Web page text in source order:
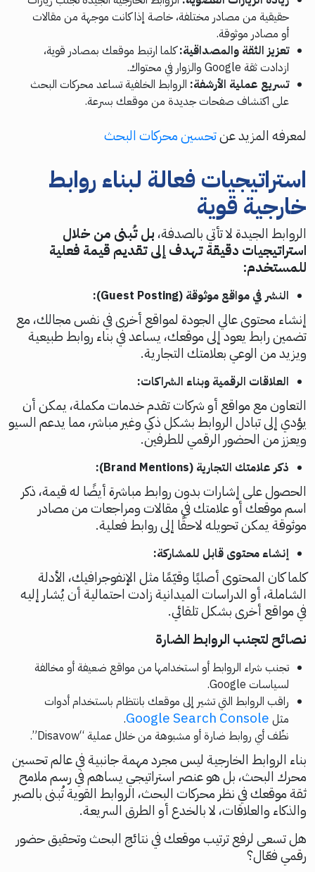
حقيقية من مصادر مختلفة، خاصة إذا كانت موجهة من مقالات
أو مصادر موثوقة.
تعزيز الثقة والمصداقية:كلما ارتبط موقعك بمصادر قوية،
ازدادت ثقة Google والزوار في محتواك.
تسريع عملية الأرشفة: الروابط الخلفية تساعد محركات البحث
على اكتشاف صفحات جديدة من موقعك بسرعة.
لمعرفه المزيد عنتحسين محركات البحث
استراتيجيات فعالة لبناء روابط
خارجية قوية
الروابط الجيدة لا تأتي بالصدفة، بل تُبنى من خلال
استراتيجيات دقيقة تهدف إلى تقديم قيمة فعلية
للمستخدم:
النشر في مواقع موثوقة (Guest Posting):
إنشاء محتوى عالي الجودة لمواقع أخرى في نفس مجالك، مع
تضمين رابط يعود إلى موقعك، يساعد في بناء روابط طبيعية
ويزيد من الوعي بعلامتك التجارية.
العلاقات الرقمية وبناء الشراكات:
التعاون مع مواقع أو شركات تقدم خدمات مكملة، يمكن أن
يؤدي إلى تبادل الروابط بشكل ذكي وغير مباشر، مما يدعم السيو
ويعزز من الحضور الرقمي للطرفين.
ذكر علامتك التجارية (Brand Mentions):
الحصول على إشارات بدون روابط مباشرة أيضًا له قيمة، ذكر
اسم موقعك أو علامتك في مقالات ومراجعات من مصادر
موثوقة يمكن تحويله لاحقًا إلى روابط فعلية.
إنشاء محتوى قابل للمشاركة:
كلما كان المحتوى أصليًا وقيّمًا مثل الإنفوجرافيك، الأدلة
الشاملة، أو الدراسات الميدانية زادت احتمالية أن يُشار إليه
في مواقع أخرى بشكل تلقائي.
نصائح لتجنب الروابط الضارة
تجنب شراء الروابط أو استخدامها من مواقع ضعيفة أو مخالفة
لسياسات Google.
راقب الروابط التي تشير إلى موقعك بانتظام باستخدام أدوات
مثل Google Search Console
.
نظّف أي روابط ضارة أو مشبوهة من خلال عملية “Disavow”.
بناء الروابط الخارجية ليس مجرد مهمة جانبية في عالم تحسين
محرك البحث، بل هو عنصر استراتيجي يساهم في رسم ملامح
ثقة موقعك في نظر محركات البحث، الروابط القوية تُبنى بالصبر
والذكاء والعلاقات، لا بالخدع أو الطرق السريعة.
هل تسعى لرفع ترتيب موقعك في نتائج البحث وتحقيق حضور
رقمي فعّال؟